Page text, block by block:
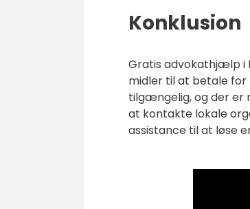
Konklusion
Gratis advokathjælp i
midler til at betale for
tilgængelig, og der er
at kontakte lokale
assistance til at løse